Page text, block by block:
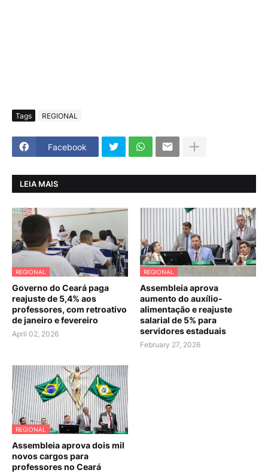
Tags REGIONAL
Facebook
LEIA MAIS
REGIONAL
Governo do Ceará paga
reajuste de 5,4% aos
professores, com retroativo
de janeiro e fevereiro
April 02, 2026
REGIONAL
Assembleia aprova
aumento do auxílio-
alimentação e reajuste
salarial de 5% para
servidores estaduais
February 27, 2026
REGIONAL
Assembleia aprova dois mil
novos cargos para
professores no Ceará